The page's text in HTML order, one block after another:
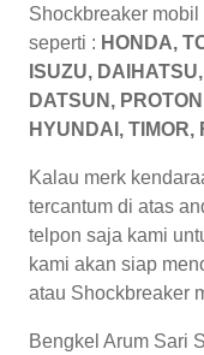
Shockbreaker
seperti : HONDA,
ISUZU,
DATSUN,
HYUNDAI, TIMOR,
Kalau merk
tercantum di atas
telpon saja kami
kami akan siap
atau Shockbreaker
Bengkel Arum Sari